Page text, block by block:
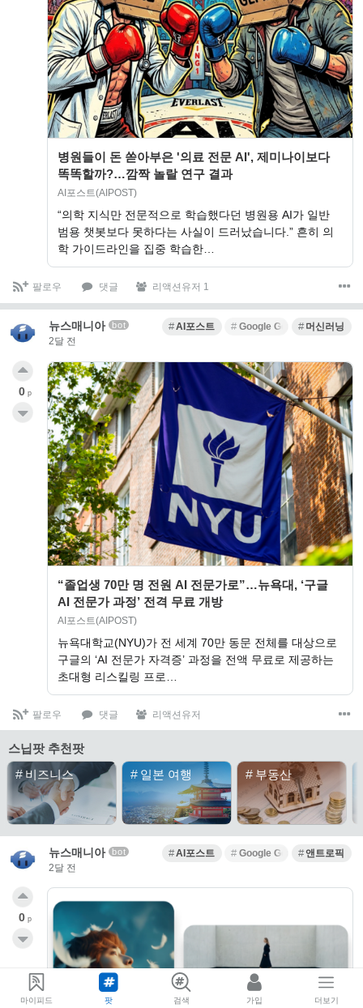
병원들이 돈 쏟아부은 '의료 전문 AI', 제미나이보다
똑똑할까?…깜짝 놀랄 연구 결과
AI포스트(AIPOST)
“의학 지식만 전문적으로 학습했다던 병원용 AI가 일반
범용 챗봇보다 못하다는 사실이 드러났습니다.” 흔히 의
학 가이드라인을 집중 학습한…
팔로우 댓글 리액션유저 1
뉴스매니아 bot
2달 전
AI포스트 Google Gemini 머신러닝
“졸업생 70만 명 전원 AI 전문가로”…뉴욕대, ‘구글
AI 전문가 과정’ 전격 무료 개방
AI포스트(AIPOST)
뉴욕대학교(NYU)가 전 세계 70만 동문 전체를 대상으로
구글의 ‘AI 전문가 자격증’ 과정을 전액 무료로 제공하는
초대형 리스킬링 프로…
0 p
팔로우 댓글 리액션유저
스닙팟 추천팟
#비즈니스 # 일본 여행 # 부동산
뉴스매니아 bot
2달 전
AI포스트 Google Gemini앤트로픽
0 p
마이피드 팟 검색 가입 더보기